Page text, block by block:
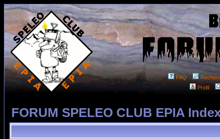
FAQ
Profil
FORUM SPELEO CLUB EPIA